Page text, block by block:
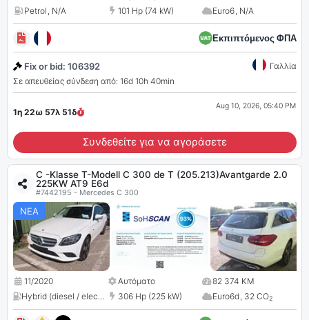
Petrol, N/A 101 Hp (74 kW) Euro6, N/A
Εκπιπτόμενος ΦΠΑ
Fix or bid: 106392
Γαλλία
Σε απευθείας σύνδεση από: 16d 10h 40min
1η 22ω 57λ 49δ
Aug 10, 2026, 05:40 PM
Συνδεθείτε για να αγοράσετε
C -Klasse T-Modell C 300 de T (205.213)Avantgarde 2.0
225KW AT9 E6d
#7442195 - Mercedes C 300
ΝΕΑ
11/2020 Αυτόματο
82 374 KM
, 1950 cc
306 Hp (225 kW) Euro6d, 32 CO2